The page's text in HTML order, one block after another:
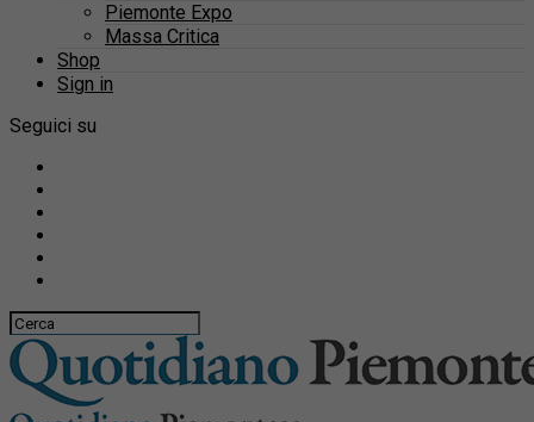
Piemonte Expo
Massa Critica
Shop
Sign in
Seguici su